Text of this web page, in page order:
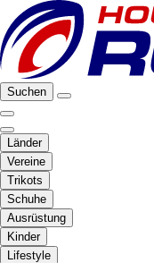
Suchen
Länder
Vereine
Trikots
Schuhe
Ausrüstung
Kinder
Lifestyle